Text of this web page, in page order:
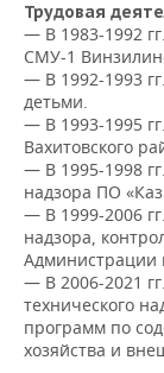
НЕФТЬ
ОПК
ЭНЕРГЕТИКА
РОЗНИЧНАЯ
ТРАНСПОРТ
УСЛУГИ
НОВОСТИ
IT
МЕДИА
МЕРОПРИЯТИЯ
НОВОСТИ
ВЫЕЗДНАЯ
БИЗНЕС-
ONLINE-
ОТКРЫТАЯ
СПОРТ
НОВОСТИ
ФУТБОЛ
ХОККЕЙ
БАСКЕТБОЛ
ВОЛЕЙБОЛ
ОБЩЕСТВО
НОВОСТИ
ВЛАСТЬ
ИСТОРИЯ
ФОТОГАЛЕРЕЯ
СЮЖЕТЫ
СПРАВОЧНИК
СПИСОК
ПОЛНАЯ
Трудовая
— В 1983-1992
СМУ-1
— В 1992-1993
детьми.
— В 1993-1995
Вахитовского
— В 1995-1998
надзора ПО
— В 1999-2006
надзора,
Администрации
— В 2006-2021
технического
программ по
хозяйства и